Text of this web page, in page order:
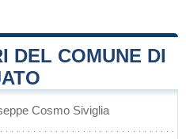
DEL COMUNE DI
Cosmo Siviglia